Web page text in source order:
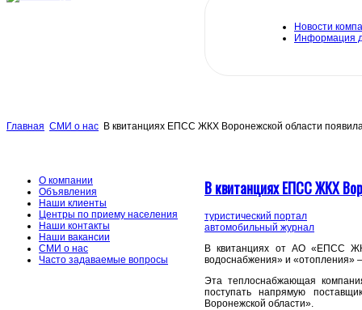
Новости
Информация
Главная СМИ о нас В квитанциях ЕПСС ЖКХ Воронежской области
О компании
Объявления
Наши клиенты
Центры по приему населения
Наши контакты
Наши вакансии
СМИ о нас
Часто задаваемые вопросы
В квитанциях ЕПСС ЖКХ
туристический портал
автомобильный журнал
В квитанциях от АО «ЕПСС
водоснабжения» и «отопления»
Эта теплоснабжающая
поступать напрямую
Воронежской области».